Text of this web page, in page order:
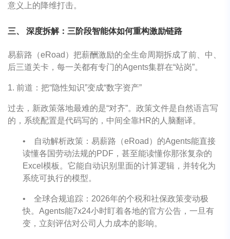
意义上的降维打击。
三、 深度拆解：三阶段智能体如何重构激励链路
易薪路（eRoad）把薪酬激励的全生命周期拆成了前、中、
后三道关卡，每一关都有专门的Agents集群在“站岗”。
1. 前道：把“隐性知识”变成“数字资产”
过去，新政策落地最难的是“对齐”。政策文件是自然语言写
的，系统配置是代码写的，中间全靠HR的人脑翻译。
•
自动解析政策：易薪路（eRoad）的Agents能直接
读懂各国劳动法规的PDF，甚至能读懂你那张复杂的
Excel模板。它能自动识别里面的计算逻辑，并转化为
系统可执行的模型。
•
全球合规追踪：2026年的个税和社保政策变动极
快。Agents能7x24小时盯着各地的官方公告，一旦有
变，立刻评估对公司人力成本的影响。